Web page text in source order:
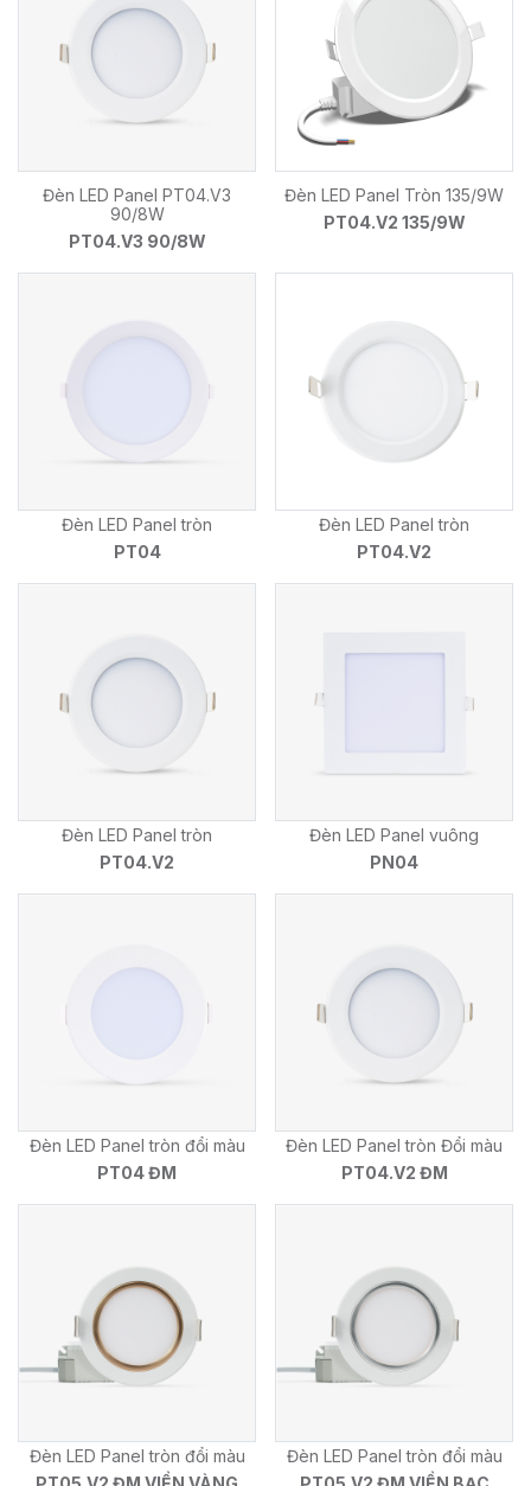
Đèn LED Panel PT04.V3
90/8W
PT04.V3 90/8W
Đèn LED Panel Tròn 135/9W
PT04.V2 135/9W
Đèn LED Panel tròn
PT04
Đèn LED Panel tròn
PT04.V2
Đèn LED Panel tròn
PT04.V2
Đèn LED Panel vuông
PN04
Đèn LED Panel tròn đổi màu
PT04 ĐM
Đèn LED Panel tròn Đổi màu
PT04.V2 ĐM
Đèn LED Panel tròn đổi màu
Đèn LED Panel tròn đổi màu